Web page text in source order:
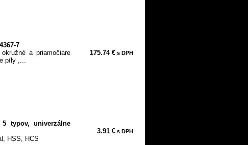
7
a priamočiare
píly ,...
175.74 € s DPH
typov, univerzálne
HSS, HCS
3.91 € s DPH